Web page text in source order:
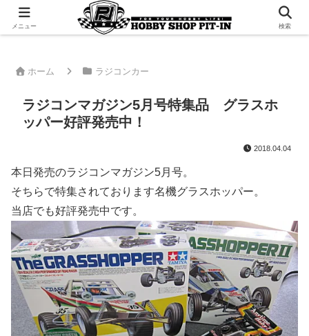
千葉県君津市でラジコンやプラモデルを販売。 ピットインのウェブサイトです
ホーム ラジコンカー
ラジコンマガジン5月号特集品 グラスホ
ッパー好評発売中！
2018.04.04
本日発売のラジコンマガジン5月号。
そちらで特集されております名機グラスホッパー。
当店でも好評発売中です。
メニュー 検索